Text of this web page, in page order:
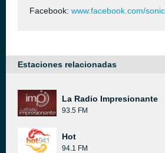
Facebook: www.facebook.com/
Estaciones relacionadas
La Radio Impresionante
93.5 FM
Hot
94.1 FM